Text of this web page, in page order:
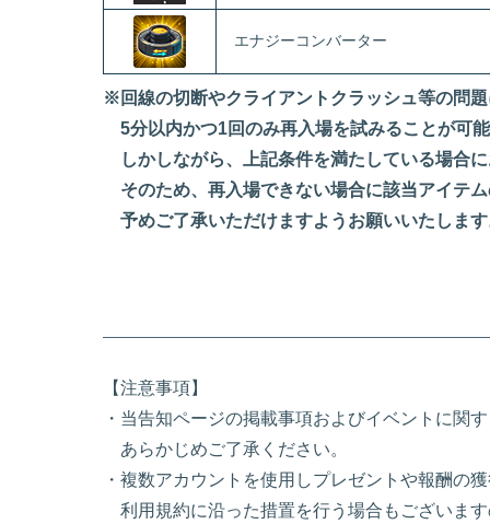
エナジーコンバーター
※回線の切断やクライアントクラッシュ等の問
5分以内かつ1回のみ再入場を試みることが可
しかしながら、上記条件を満たしている場合
そのため、再入場できない場合に該当アイテ
予めご了承いただけますようお願いいたしま
【注意事項】
・当告知ページの掲載事項およびイベントに関
あらかじめご了承ください。
・複数アカウントを使用しプレゼントや報酬の
利用規約に沿った措置を行う場合もございま